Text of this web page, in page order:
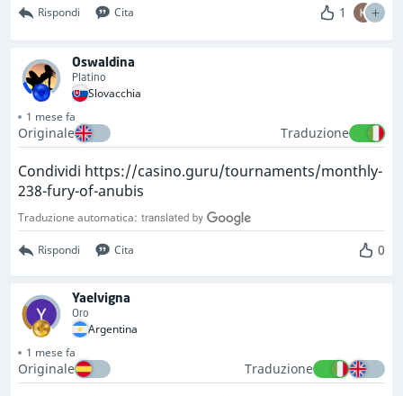
Rispondi Cita 1
Oswaldina
Platino
Slovacchia
1 mese fa
Originale Traduzione
Condividi https://casino.guru/tournaments/monthly-
238-fury-of-anubis
Traduzione automatica:
Rispondi Cita 0
Yaelvigna
Oro
Argentina
1 mese fa
Originale Traduzione